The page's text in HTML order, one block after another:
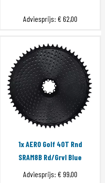
Adviesprijs: € 62,00
1x AERO Golf 40T Rnd
SRAM8B Rd/Grvl Blue
Adviesprijs: € 99,00